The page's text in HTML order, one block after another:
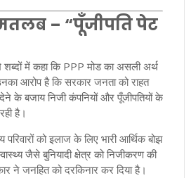
– “पूँजीपति पेट
शब्दों में कहा कि PPP मोड का असली अर्थ
आरोप है कि सरकार जनता को राहत
के बजाय निजी कंपनियों और पूँजीपतियों के
है।
को इलाज के लिए भारी आर्थिक बोझ
जैसे बुनियादी क्षेत्र को निजीकरण की
ने जनहित को दरकिनार कर दिया है।